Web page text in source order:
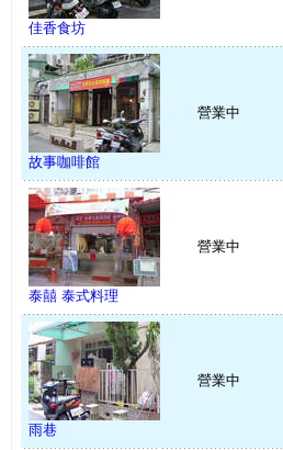
佳香食坊
故事咖啡館
營業中
泰囍 泰式料理
營業中
雨巷
營業中